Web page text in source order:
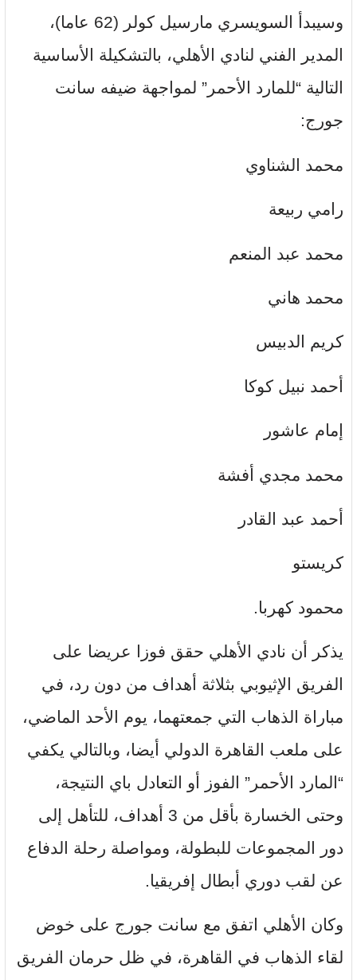
وسيبدأ السويسري مارسيل كولر (62 عاما)،
المدير الفني لنادي الأهلي، بالتشكيلة الأساسية
التالية “للمارد الأحمر” لمواجهة ضيفه سانت
جورج:
محمد الشناوي
رامي ربيعة
محمد عبد المنعم
محمد هاني
كريم الدبيس
أحمد نبيل كوكا
إمام عاشور
محمد مجدي أفشة
أحمد عبد القادر
كريستو
محمود كهربا.
يذكر أن نادي الأهلي حقق فوزا عريضا على
الفريق الإثيوبي بثلاثة أهداف من دون رد، في
مباراة الذهاب التي جمعتهما، يوم الأحد الماضي،
على ملعب القاهرة الدولي أيضا، وبالتالي يكفي
“المارد الأحمر” الفوز أو التعادل باي النتيجة،
وحتى الخسارة بأقل من 3 أهداف، للتأهل إلى
دور المجموعات للبطولة، ومواصلة رحلة الدفاع
عن لقب دوري أبطال إفريقيا.
وكان الأهلي اتفق مع سانت جورج على خوض
لقاء الذهاب في القاهرة، في ظل حرمان الفريق